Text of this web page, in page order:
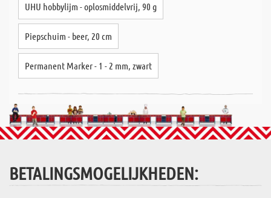
UHU hobbylijm - oplosmiddelvrij, 90 g
Piepschuim - beer, 20 cm
Permanent Marker - 1 - 2 mm, zwart
BETALINGSMOGELIJKHEDEN: